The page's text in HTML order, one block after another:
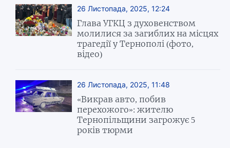
26 Листопада, 2025, 12:24
Глава УГКЦ з духовенством
молилися за загиблих на місцях
трагедії у Тернополі (фото,
відео)
26 Листопада, 2025, 11:48
«Викрав авто, побив
перехожого»: жителю
Тернопільщини загрожує 5
років тюрми